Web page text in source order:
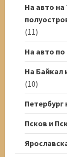
На авто на
(11)
На авто
На Байкал
(10)
Псков и